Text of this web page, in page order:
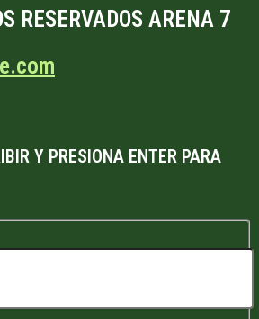
RESERVADOS ARENA 7
Y PRESIONA ENTER PARA